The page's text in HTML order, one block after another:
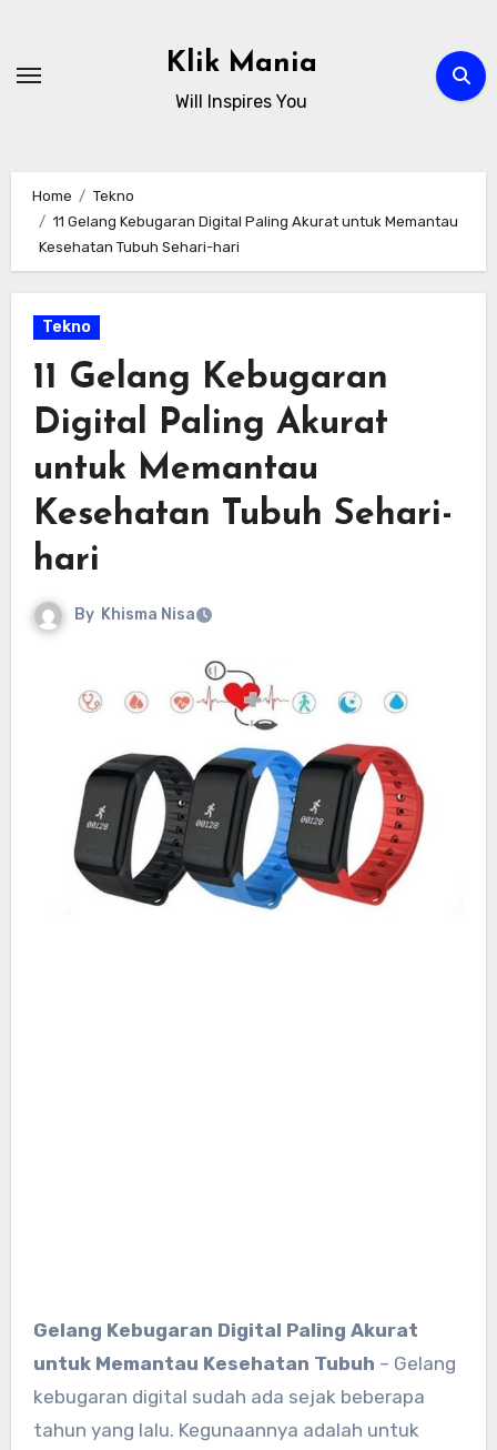
content
Klik Mania
Will Inspires You
Home
Tekno
11 Gelang Kebugaran Digital Paling Akurat untuk Memantau
Kesehatan Tubuh Sehari-hari
Tekno
11 Gelang Kebugaran
Digital Paling Akurat
untuk Memantau
Kesehatan Tubuh Sehari-
hari
By Khisma Nisa
Gelang Kebugaran Digital Paling Akurat
untuk Memantau Kesehatan Tubuh – Gelang
kebugaran digital sudah ada sejak beberapa
tahun yang lalu. Kegunaannya adalah untuk